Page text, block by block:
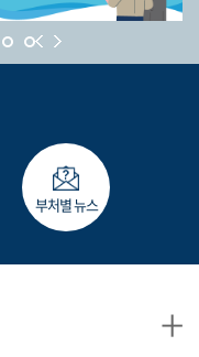
부처별 뉴스
+